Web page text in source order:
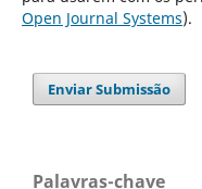
Open Journal Systems).
Enviar Submissão
Palavras-chave